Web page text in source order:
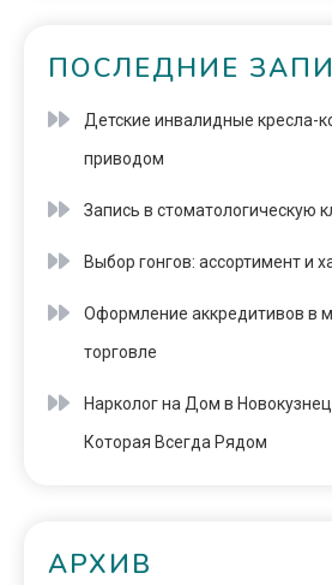
ПОСЛЕДНИЕ
Детские инвалидные кресла-
приводом
Запись в стоматологическую
Выбор гонгов: ассортимент и
Оформление аккредитивов в
торговле
Нарколог на Дом в
Которая Всегда Рядом
АРХИВ